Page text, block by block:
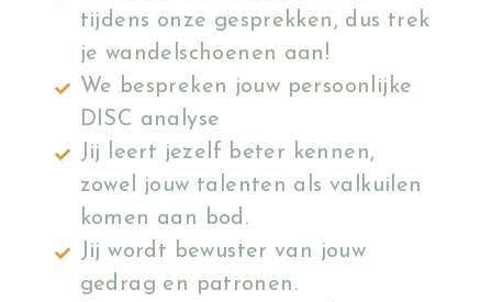
tijdens onze gesprekken, dus trek
je wandelschoenen aan!
We bespreken jouw persoonlijke
DISC analyse
Jij leert jezelf beter kennen,
zowel jouw talenten als valkuilen
komen aan bod.
Jij wordt bewuster van jouw
gedrag en patronen.